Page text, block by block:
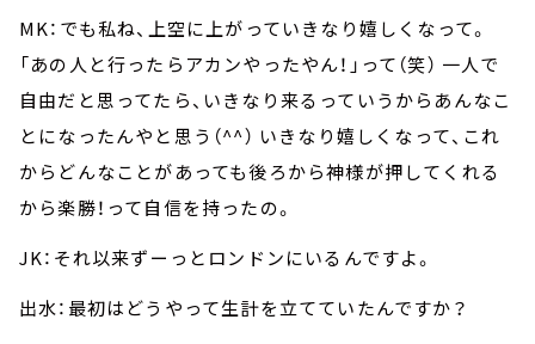
MK：でも私ね、上空に上がっていきなり嬉しくなって。
「あの人と行ったらアカンやったやん！」って（笑） 一人で
自由だと思ってたら、いきなり来るっていうからあんなこ
とになったんやと思う（^^） いきなり嬉しくなって、これ
からどんなことがあっても後ろから神様が押してくれる
から楽勝！って自信を持ったの。
JK：それ以来ずーっとロンドンにいるんですよ。
出水：最初はどうやって生計を立てていたんですか？